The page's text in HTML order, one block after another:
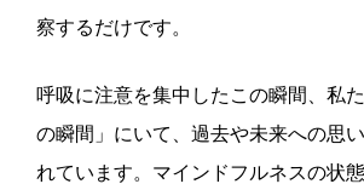
察するだけです。
呼吸に注意を集中したこの瞬間、私た
の瞬間」にいて、過去や未来への思
れています。マインドフルネスの状態